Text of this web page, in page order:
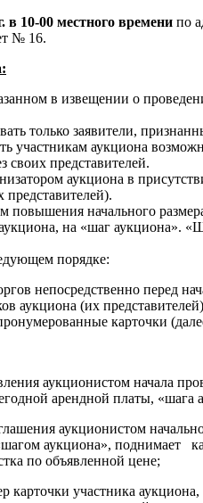
в 10-00 местного времени по
№ 16.
в извещении о
только заявители,
участникам аукциона
своих представителей.
аукциона в
представителей).
повышения начального
на «шаг аукциона».
порядке:
непосредственно перед
аукциона (их
карточки
аукционистом начала
арендной платы, «шага
аукционистом
аукциона», поднимает
по объявленной цене;
карточки участника